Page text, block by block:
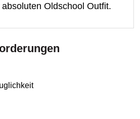
Oldschool Outfit.